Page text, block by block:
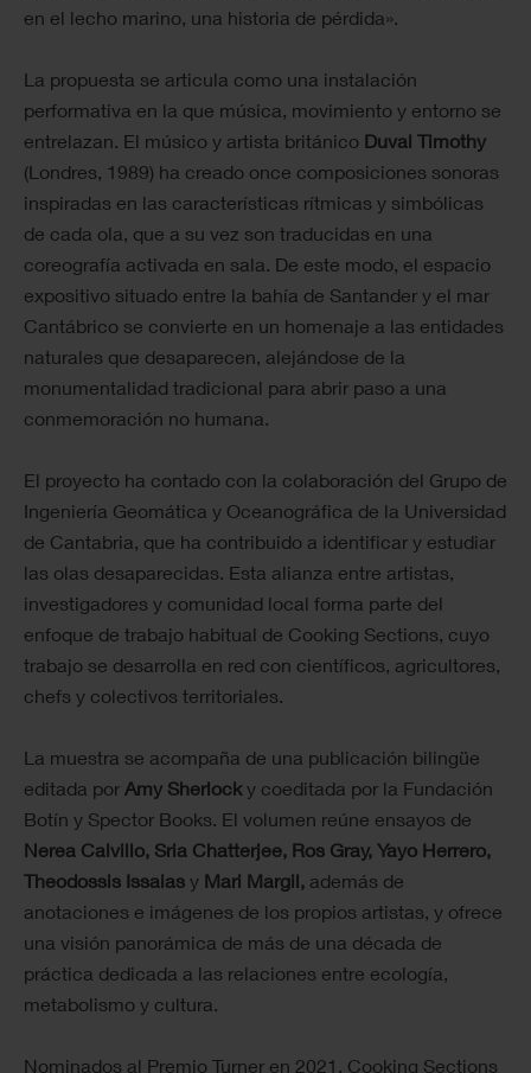
en el lecho marino, una historia de pérdida».
La propuesta se articula como una instalación
performativa en la que música, movimiento y entorno se
entrelazan. El músico y artista británico Duval Timothy
(Londres, 1989) ha creado once composiciones sonoras
inspiradas en las características rítmicas y simbólicas
de cada ola, que a su vez son traducidas en una
coreografía activada en sala. De este modo, el espacio
expositivo situado entre la bahía de Santander y el mar
Cantábrico se convierte en un homenaje a las entidades
naturales que desaparecen, alejándose de la
monumentalidad tradicional para abrir paso a una
conmemoración no humana.
El proyecto ha contado con la colaboración del Grupo de
Ingeniería Geomática y Oceanográfica de la Universidad
de Cantabria, que ha contribuido a identificar y estudiar
las olas desaparecidas. Esta alianza entre artistas,
investigadores y comunidad local forma parte del
enfoque de trabajo habitual de Cooking Sections, cuyo
trabajo se desarrolla en red con científicos, agricultores,
chefs y colectivos territoriales.
La muestra se acompaña de una publicación bilingüe
editada por Amy Sherlocky coeditada por la Fundación
Botín y Spector Books. El volumen reúne ensayos de
Nerea Calvillo, Sria Chatterjee, Ros Gray, Yayo Herrero,
Theodossis Issaias y Mari Margil, además de
anotaciones e imágenes de los propios artistas, y ofrece
una visión panorámica de más de una década de
práctica dedicada a las relaciones entre ecología,
metabolismo y cultura.
Nominados al Premio Turner en 2021, Cooking Sections